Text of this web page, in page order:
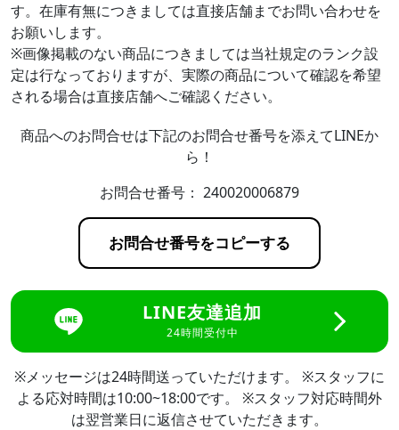
す。在庫有無につきましては直接店舗までお問い合わせを
お願いします。
※画像掲載のない商品につきましては当社規定のランク設
定は行なっておりますが、実際の商品について確認を希望
される場合は直接店舗へご確認ください。
商品へのお問合せは下記のお問合せ番号を添えてLINEか
ら！
お問合せ番号： 240020006879
お問合せ番号をコピーする
LINE友達追加
24時間受付中
※メッセージは24時間送っていただけます。 ※スタッフに
よる応対時間は10:00~18:00です。 ※スタッフ対応時間外
は翌営業日に返信させていただきます。